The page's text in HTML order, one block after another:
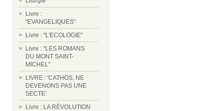
Livre :
"EVANGELIQUES"
Livre : "L'ECOLOGIE"
Livre : "LES ROMANS
DU MONT SAINT-
MICHEL"
LIVRE : 'CATHOS, NE
DEVENONS PAS UNE
SECTE'
Livre : LA RÉVOLUTION